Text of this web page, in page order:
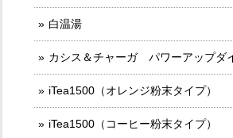
白温湯
カシス＆チャーガ パワーアップダ
iTea1500（オレンジ粉末タイプ）
iTea1500（コーヒー粉末タイプ）